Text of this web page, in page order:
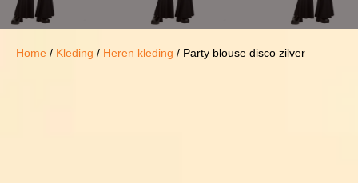
Home / Kleding / Heren kleding / Party blouse disco zilver